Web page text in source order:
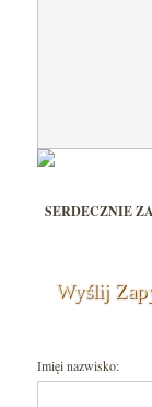
SERDECZNIE
Wyślij
Imięi nazwisko: